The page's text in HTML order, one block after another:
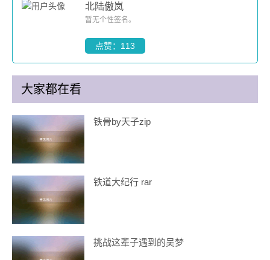
北陆傲岚
暂无个性签名。
点赞：113
大家都在看
铁骨by天子zip
铁道大纪行 rar
挑战这辈子遇到的吴梦